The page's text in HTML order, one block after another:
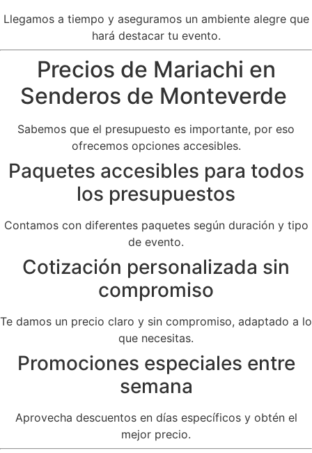
Llegamos a tiempo y aseguramos un ambiente alegre que
hará destacar tu evento.
Precios de Mariachi en
Senderos de Monteverde
Sabemos que el presupuesto es importante, por eso
ofrecemos opciones accesibles.
Paquetes accesibles para todos
los presupuestos
Contamos con diferentes paquetes según duración y tipo
de evento.
Cotización personalizada sin
compromiso
Te damos un precio claro y sin compromiso, adaptado a lo
que necesitas.
Promociones especiales entre
semana
Aprovecha descuentos en días específicos y obtén el
mejor precio.